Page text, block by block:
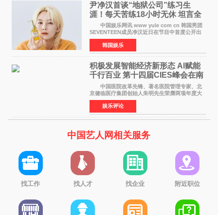
尹净汉首谈“地狱公司”练习生
涯！每天苦练18小时无休 坦言全
靠成员撑过来
中国娱乐网讯 www yule com cn 韩国男团
SEVENTEEN成员净汉近日在节目中首度公开出
道前的残酷练习生经历，并提及经纪公司Pledis
娱乐，引发广泛关注。 在8月2日播出的日本
TBS综艺节目《周
韩国娱乐
积极发展智能经济新形态 Al赋能
千行百业 第十四届CIES峰会在南
京盛大召开
中国医院改革先锋、著名医院管理专家、北
京健临医疗集团创始人朱明先生荣膺两项年度大
奖 2026年7月31日，盛夏金陵，长江之畔，
以重落地·真务实·强链接为主题的2026&lsquo;人
工智能+&rsquo
娱乐评论
中国艺人网相关服务
找工作 找人才 找企业 附近职位